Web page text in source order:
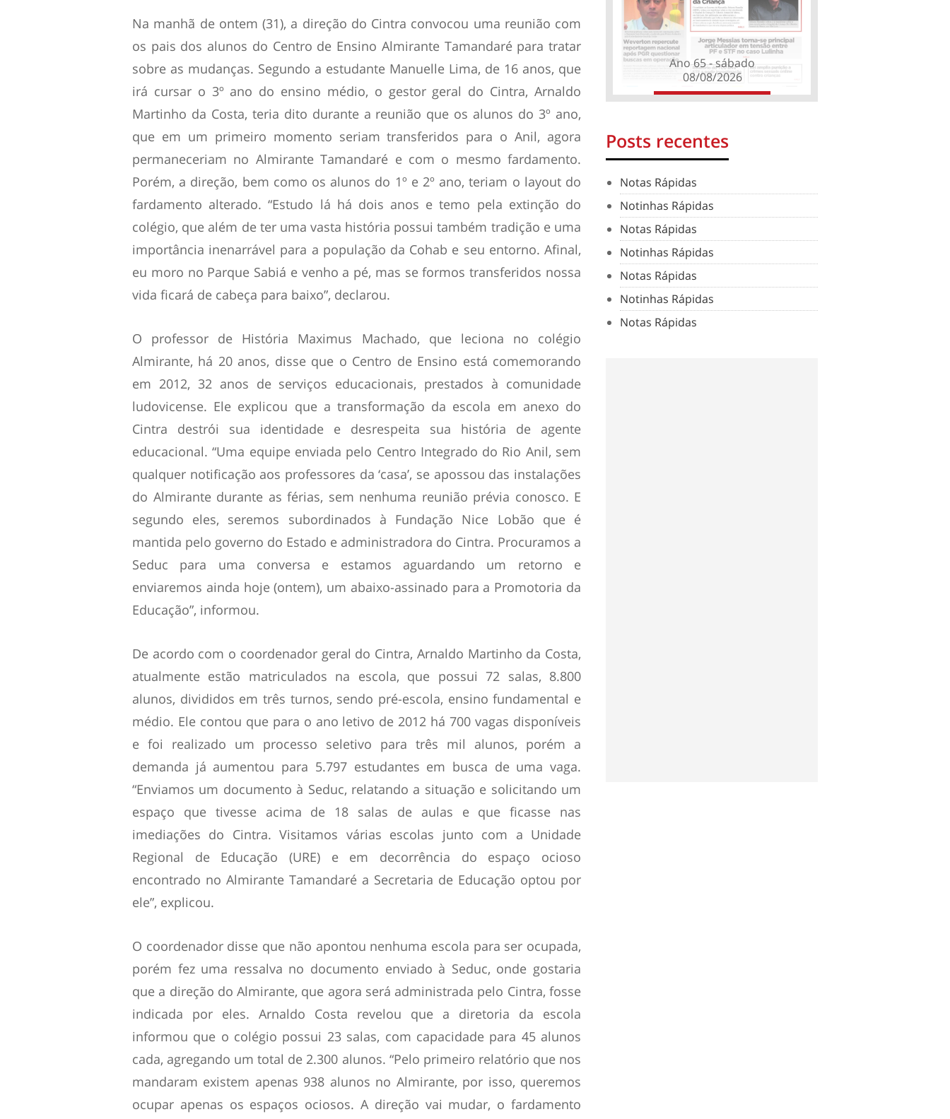
Na manhã de ontem (31), a direção do Cintra convocou uma reunião com
os pais dos alunos do Centro de Ensino Almirante Tamandaré para tratar
sobre as mudanças. Segundo a estudante Manuelle Lima, de 16 anos, que
irá cursar o 3º ano do ensino médio, o gestor geral do Cintra, Arnaldo
Martinho da Costa, teria dito durante a reunião que os alunos do 3º ano,
que em um primeiro momento seriam transferidos para o Anil, agora
permaneceriam no Almirante Tamandaré e com o mesmo fardamento.
Porém, a direção, bem como os alunos do 1º e 2º ano, teriam o layout do
fardamento alterado. “Estudo lá há dois anos e temo pela extinção do
colégio, que além de ter uma vasta história possui também tradição e uma
importância inenarrável para a população da Cohab e seu entorno. Afinal,
eu moro no Parque Sabiá e venho a pé, mas se formos transferidos nossa
vida ficará de cabeça para baixo”, declarou.
O professor de História Maximus Machado, que leciona no colégio
Almirante, há 20 anos, disse que o Centro de Ensino está comemorando
em 2012, 32 anos de serviços educacionais, prestados à comunidade
ludovicense. Ele explicou que a transformação da escola em anexo do
Cintra destrói sua identidade e desrespeita sua história de agente
educacional. “Uma equipe enviada pelo Centro Integrado do Rio Anil, sem
qualquer notificação aos professores da ‘casa’, se apossou das instalações
do Almirante durante as férias, sem nenhuma reunião prévia conosco. E
segundo eles, seremos subordinados à Fundação Nice Lobão que é
mantida pelo governo do Estado e administradora do Cintra. Procuramos a
Seduc para uma conversa e estamos aguardando um retorno e
enviaremos ainda hoje (ontem), um abaixo-assinado para a Promotoria da
Educação”, informou.
De acordo com o coordenador geral do Cintra, Arnaldo Martinho da Costa,
atualmente estão matriculados na escola, que possui 72 salas, 8.800
alunos, divididos em três turnos, sendo pré-escola, ensino fundamental e
médio. Ele contou que para o ano letivo de 2012 há 700 vagas disponíveis
e foi realizado um processo seletivo para três mil alunos, porém a
demanda já aumentou para 5.797 estudantes em busca de uma vaga.
“Enviamos um documento à Seduc, relatando a situação e solicitando um
espaço que tivesse acima de 18 salas de aulas e que ficasse nas
imediações do Cintra. Visitamos várias escolas junto com a Unidade
Regional de Educação (URE) e em decorrência do espaço ocioso
encontrado no Almirante Tamandaré a Secretaria de Educação optou por
ele”, explicou.
O coordenador disse que não apontou nenhuma escola para ser ocupada,
porém fez uma ressalva no documento enviado à Seduc, onde gostaria
que a direção do Almirante, que agora será administrada pelo Cintra, fosse
indicada por eles. Arnaldo Costa revelou que a diretoria da escola
informou que o colégio possui 23 salas, com capacidade para 45 alunos
cada, agregando um total de 2.300 alunos. “Pelo primeiro relatório que nos
mandaram existem apenas 938 alunos no Almirante, por isso, queremos
ocupar apenas os espaços ociosos. A direção vai mudar, o fardamento
Ano 65 - sábado
08/08/2026
Posts recentes
Notas Rápidas
Notinhas Rápidas
Notas Rápidas
Notinhas Rápidas
Notas Rápidas
Notinhas Rápidas
Notas Rápidas